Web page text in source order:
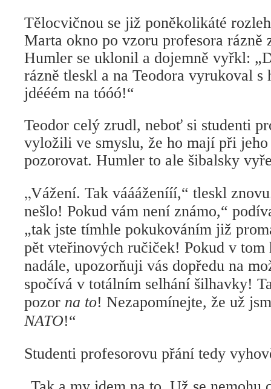
Tělocvičnou se již poněkolikáté
Marta okno po vzoru profesora rázně
Humler se uklonil a dojemně vyřkl:
rázně tleskl a na Teodora vyrukoval s
jdééém na tóóó!“
Teodor celý zrudl, neboť si studenti
vyložili ve smyslu, že ho mají při jeho
pozorovat. Humler to ale šibalsky
„Vážení. Tak váááženííí,“ tleskl
nešlo! Pokud vám není známo,“
„tak jste tímhle pokukováním již
pět vteřinových ručiček! Pokud v tom
nadále, upozorňuji vás dopředu na
spočívá v totálním selhání šilhavky!
pozor na to! Nezapomínejte, že už
NATO!“
Studenti profesorovu přání tedy